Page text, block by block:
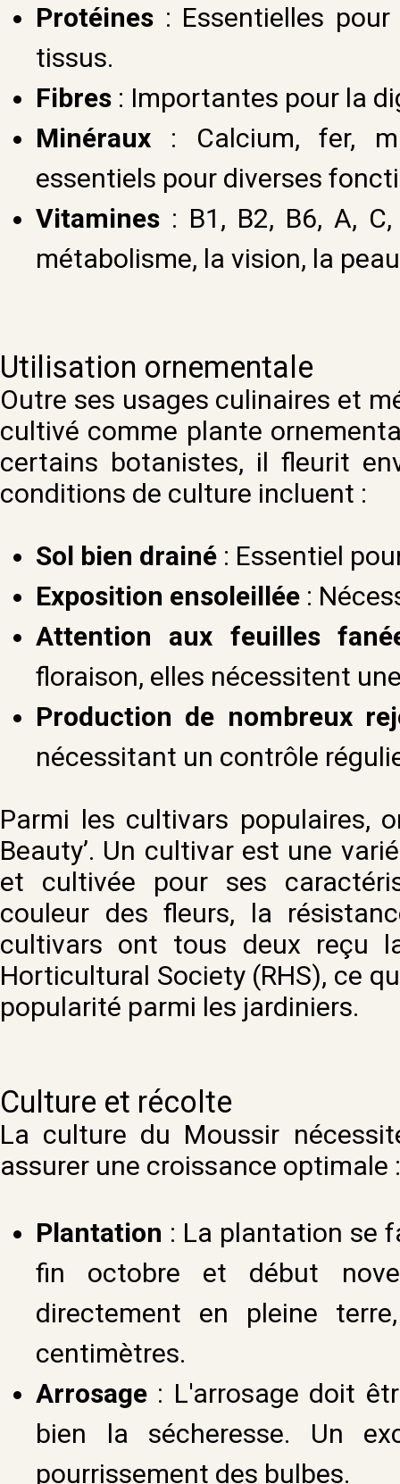
Protéines : Essentielles
tissus.
Fibres : Importantes pour la
Minéraux : Calcium, fer,
essentiels pour diverses
Vitamines : B1, B2, B6, A,
métabolisme, la vision, la
Utilisation ornementale
Outre ses usages culinaires et
cultivé comme plante
certains botanistes, il fleurit
conditions de culture incluent :
Sol bien drainé : Essentiel
Exposition ensoleillée :
Attention aux feuilles
floraison, elles nécessitent
Production de nombreux
nécessitant un contrôle
Parmi les cultivars populaires,
Beauty’. Un cultivar est une
et cultivée pour ses
couleur des fleurs, la
cultivars ont tous deux reçu
Horticultural Society (RHS), ce
popularité parmi les jardiniers.
Culture et récolte
La culture du Moussir
assurer une croissance optimale :
Plantation : La plantation se
fin octobre et début
directement en pleine
centimètres.
Arrosage : L'arrosage doit
bien la sécheresse. Un
pourrissement des bulbes.